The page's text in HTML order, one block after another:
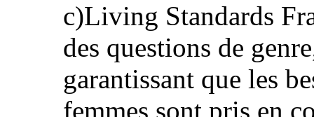
c)Living Standards
des questions de
garantissant que les
femmes sont pris en